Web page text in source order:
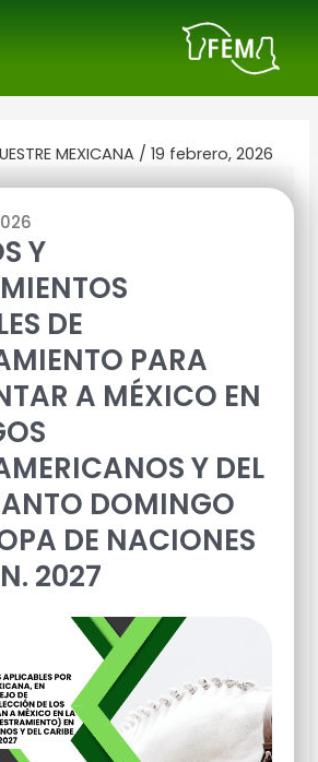
MEXICANA /19 febrero, 2026
Y
DE
PARA
A MÉXICO EN
Y DEL
DOMINGO
DE NACIONES
2027